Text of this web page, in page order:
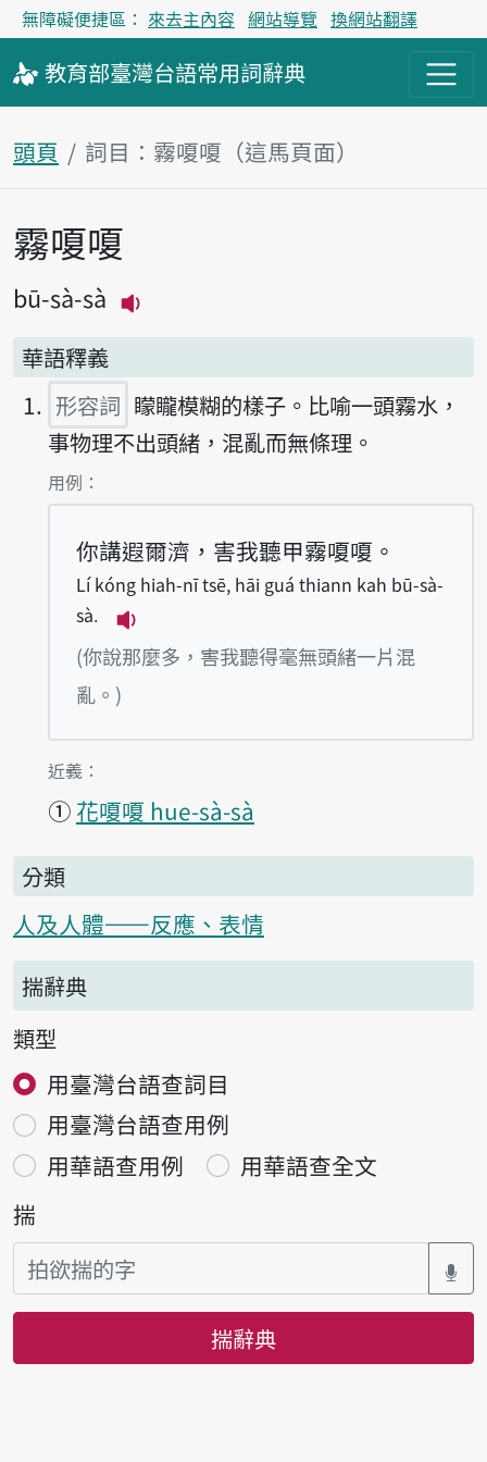
無障礙便捷區： 來去主內容 網站導覽 換網站翻譯
教育部臺灣台語常用詞辭典
頭頁 詞目：霧嗄嗄（這馬頁面）
主內容區
霧嗄嗄
bū-sà-sà
華語釋義
形容詞 矇矓模糊的樣子。比喻一頭霧水，
事物理不出頭緒，混亂而無條理。
第1項釋義的
用例：
你講遐爾濟，害我聽甲霧嗄嗄。
Lí kóng hiah-nī tsē, hāi guá thiann kah bū-sà-
sà.
播放例句Lí kóng hiah-nī tsē, hāi
(你說那麼多，害我聽得毫無頭緒一片混
亂。)
第1項釋義的
近義：
① 花嗄嗄 hue-sà-sà
分類
人及人體——反應、表情
揣辭典
類型
用臺灣台語查詞目
用臺灣台語查用例
用華語查用例
用華語查全文
揣
揣辭典